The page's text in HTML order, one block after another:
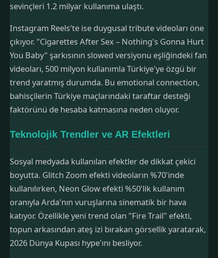
sevinçleri 1.2 milyar kullanıma ulaştı.
Instagram Reels'te ise duygusal tribute videoları öne
çıkıyor. "Cigarettes After Sex – Nothing's Gonna Hurt
You Baby" şarkısının slowed versiyonu eşliğindeki fan
videoları, 500 milyon kullanımla Türkiye'ye özgü bir
trend yaratmış durumda. Bu emotional connection,
bahisçilerin Türkiye maçlarındaki taraftar desteği
faktörünü de hesaba katmasına neden oluyor.
Teknolojik Trendler ve AR Efektleri
Sosyal medyada kullanılan efektler de dikkat çekici
boyutta. Glitch Zoom efekti videoların %70'inde
kullanılırken, Neon Glow efekti %50'lik kullanım
oranıyla Arda'nın vuruşlarına sinematik bir hava
katıyor. Özellikle yeni trend olan "Fire Trail" efekti,
topun arkasından ateş izi bırakan görsellik yaratarak,
2026 Dünya Kupası hype'ını besliyor.